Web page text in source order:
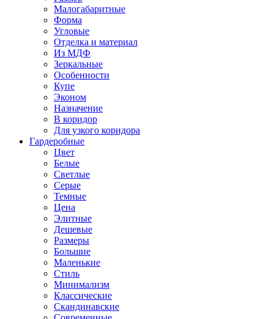
Малогабаритные
Форма
Угловые
Отделка и материал
Из МДФ
Зеркальные
Особенности
Купе
Эконом
Назначение
В коридор
Для узкого коридора
Гардеробные
Цвет
Белые
Светлые
Серые
Темные
Цена
Элитные
Дешевые
Размеры
Большие
Маленькие
Стиль
Минимализм
Классические
Скандинавские